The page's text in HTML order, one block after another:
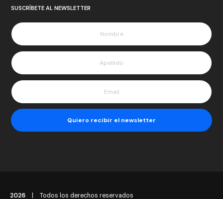
SUSCRÍBETE AL NEWSLETTER
2026 | Todos los derechos reservados